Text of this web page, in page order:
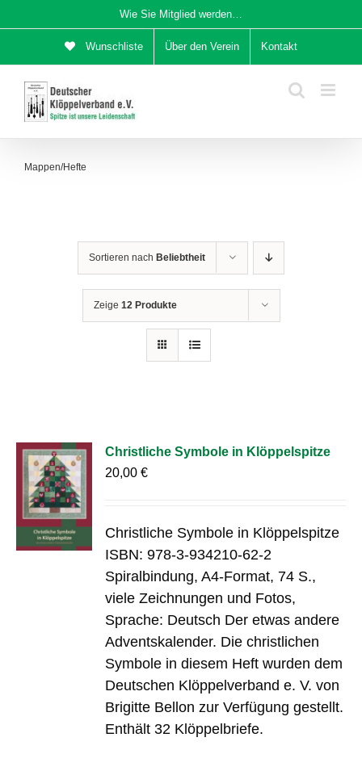
Inhalt
Wie Sie Mitglied werden…
Wunschliste Über den Verein Kontakt
Mappen/Hefte
Sortieren nach Beliebtheit
Zeige 12 Produkte
Christliche Symbole in Klöppelspitze
20,00€
Christliche Symbole in Klöppelspitze
ISBN: 978-3-934210-62-2
Spiralbindung, A4-Format, 74 S.,
viele Zeichnungen und Fotos,
Sprache: Deutsch Der etwas andere
Adventskalender. Die christlichen
Symbole in diesem Heft wurden dem
Deutschen Klöppelverband e. V. von
Brigitte Bellon zur Verfügung gestellt.
Enthält 32 Klöppelbriefe.